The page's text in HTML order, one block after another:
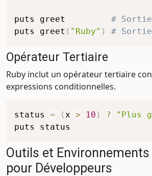
puts greet #
puts greet ( "Ruby" ) #
Opérateur Tertiaire
Ruby inclut un opérateur tertiaire
expressions conditionnelles.
status = (x > 10 ) ? "Plus
Outils et
pour Développeurs